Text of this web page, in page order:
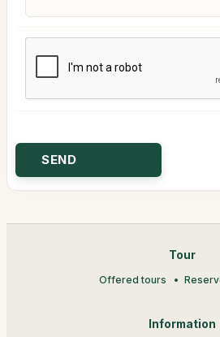
Tour
Offered tours
Information